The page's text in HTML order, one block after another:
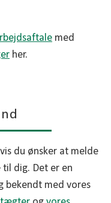
med
her.
du ønsker at melde
dig. Det er en
med vores